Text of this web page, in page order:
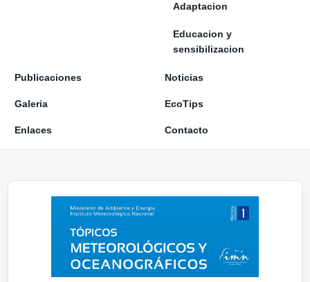
Adaptacion
Educacion y
sensibilizacion
Publicaciones Noticias
Galeria EcoTips
Enlaces Contacto